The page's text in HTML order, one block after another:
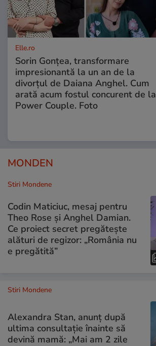
Elle.ro
Sorin Gonțea, transformare
impresionantă la un an de la
divorțul de Daiana Anghel. Cum
arată acum fostul concurent de la
Power Couple. Foto
MONDEN
Stiri Mondene
Codin Maticiuc, mesaj pentru
Theo Rose și Anghel Damian.
Ce proiect secret pregătește
alături de regizor: „România nu
e pregătită”
Stiri Mondene
Alexandra Stan, anunț după
ultima consultație înainte să
devină mamă: „Mai am 2 zile